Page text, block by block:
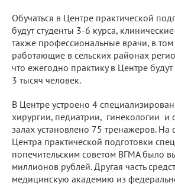
Обучаться в Центре практической
будут студенты 3-6 курса,
также профессиональные врачи, в том
работающие в сельских районах
что ежегодно практику в Центре
3 тысяч человек.
В Центре устроено 4
хирургии, педиатрии, гинекологии и
залах установлено 75 тренажеров. На
Центра практической подготовки
попечительским советом ВГМА было
миллионов рублей. Другая часть
медицинскую академию из